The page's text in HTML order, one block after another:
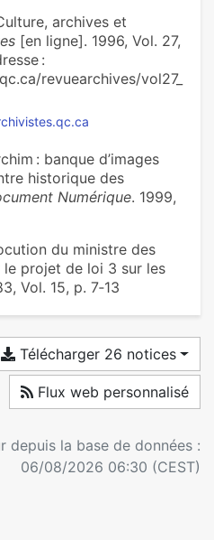
archives et
[en ligne]. 1996, Vol. 27,
:
revuearchives/vol27_
: banque d’images
historique des
Numérique. 1999,
du ministre des
projet de loi 3 sur les
Vol. 15, p. 7‑13
Télécharger 26 notices
Flux web personnalisé
depuis la base de données :
06/08/2026 06:30 (CEST)